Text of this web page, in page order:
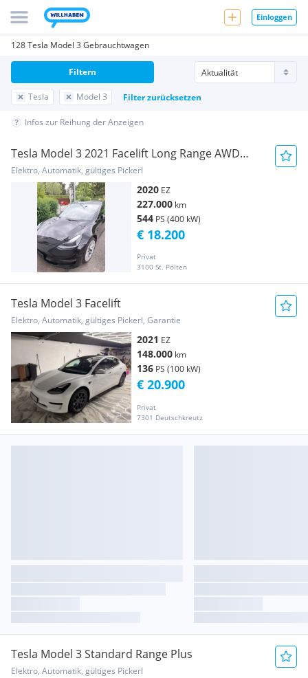
Einloggen
128 Tesla Model 3 Gebrauchtwagen
Tesla Model 3 Filter zurücksetzen
Filtern
Infos zur Reihung der Anzeigen
Tesla Model 3 2021 Facelift Long Range AWD
75kWh
Elektro, Automatik, gültiges Pickerl
2020 EZ
227.000 km
544 PS (400 kW)
Privat
3100 St. Pölten
€ 18.200
Tesla Model 3 Facelift
Elektro, Automatik, gültiges Pickerl, Garantie
2021 EZ
148.000 km
136 PS (100 kW)
Privat
7301 Deutschkreutz
€ 20.900
Tesla Model 3 Standard Range Plus
Elektro, Automatik, gültiges Pickerl